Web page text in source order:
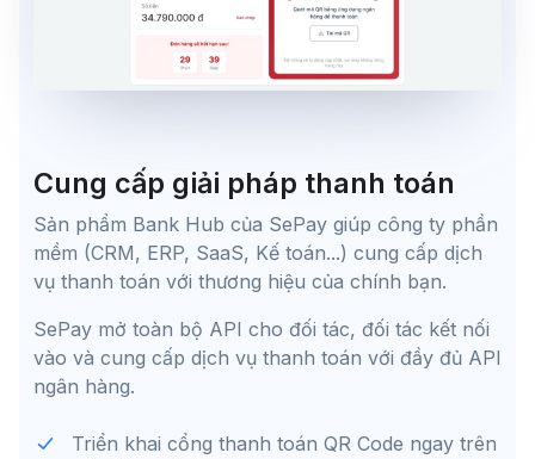
Cung cấp giải pháp thanh toán
Sản phẩm Bank Hub của SePay giúp công ty phần
mềm (CRM, ERP, SaaS, Kế toán...) cung cấp dịch
vụ thanh toán với thương hiệu của chính bạn.
SePay mở toàn bộ API cho đối tác, đối tác kết nối
vào và cung cấp dịch vụ thanh toán với đầy đủ API
ngân hàng.
Triển khai cổng thanh toán QR Code ngay trên